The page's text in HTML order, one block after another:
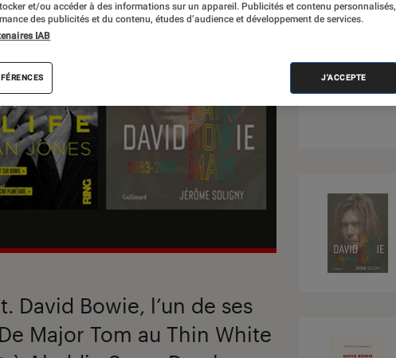
David Bowie, l’un de ses
Major Tom au Thin White
et/ou accéder à des informations sur un appareil. Publicités et contenu personnalisés,
des publicités et du contenu, études d’audience et développement de services.
IAB
J'ACCEPTE